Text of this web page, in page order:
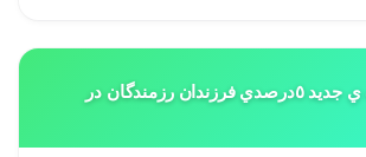
اعتراض به سهميه ي جديد ٥درصدي فرزندان رزمندگان در